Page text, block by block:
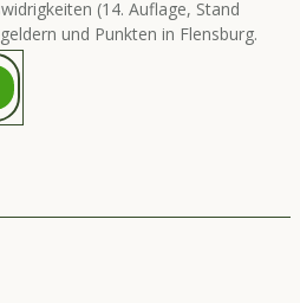
(14. Auflage, Stand
und Punkten in Flensburg.